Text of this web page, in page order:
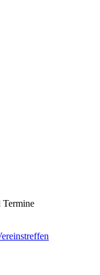
Termine